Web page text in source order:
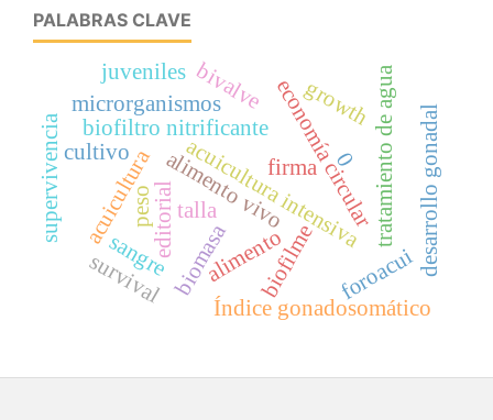
PALABRAS CLAVE
editorialacuicultura intensiva
biofiltro nitrificante tratamiento de agua
biomasa
economía circular
alimento vivo
biofilme
microrganismos
acuicultura firma
foroacui
0
bivalve growth
juveniles
survival
talla
peso desarrollo gonadal
Índice gonadosomático
cultivo
supervivencia
sangre alimento